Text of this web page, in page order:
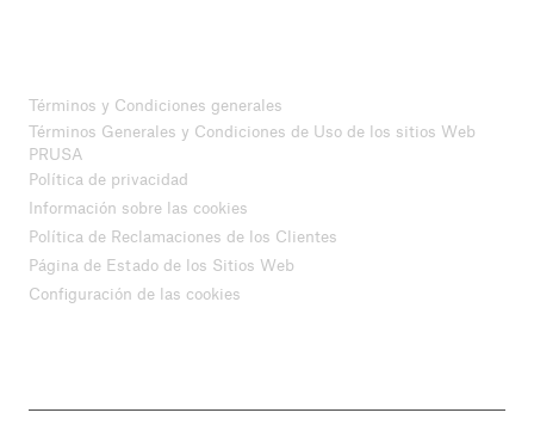
Términos y Condiciones generales
Términos Generales y Condiciones de Uso de los sitios Web
PRUSA
Política de privacidad
Información sobre las cookies
Política de Reclamaciones de los Clientes
Página de Estado de los Sitios Web
Configuración de las cookies